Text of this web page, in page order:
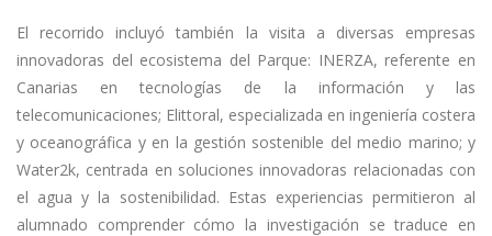
El recorrido incluyó también la visita a diversas empresas
innovadoras del ecosistema del Parque: INERZA, referente en
Canarias en tecnologías de la información y las
telecomunicaciones; Elittoral, especializada en ingeniería costera
y oceanográfica y en la gestión sostenible del medio marino; y
Water2k, centrada en soluciones innovadoras relacionadas con
el agua y la sostenibilidad. Estas experiencias permitieron al
alumnado comprender cómo la investigación se traduce en